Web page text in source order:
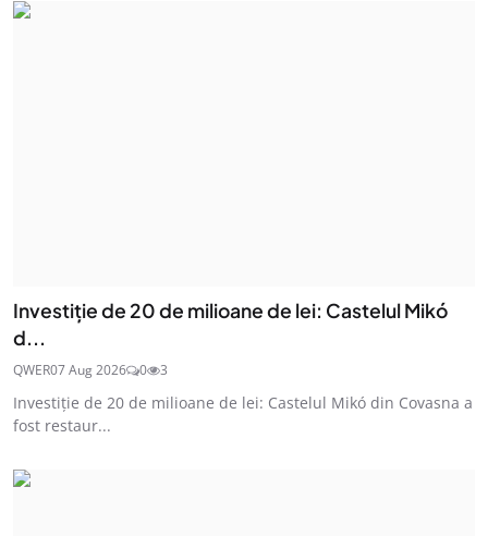
Investiție de 20 de milioane de lei: Castelul Mikó
d...
QWER07 Aug 2026 0 3
Investiție de 20 de milioane de lei: Castelul Mikó din Covasna a
fost restaur...